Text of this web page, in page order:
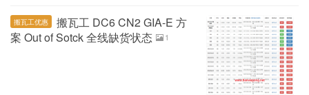
搬瓦工优惠
搬瓦工 DC6 CN2 GIA-E 方
案 Out of Sotck 全线缺货状态
1